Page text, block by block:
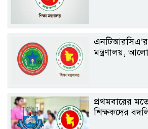
এনটিআরসিএ’র
মন্ত্রণালয়,
প্রথমবারের
শিক্ষকদের